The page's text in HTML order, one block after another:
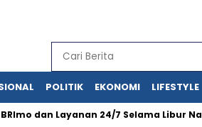
POLITIK EKONOMI LIFESTYLE
dan Layanan 24/7 Selama Libur